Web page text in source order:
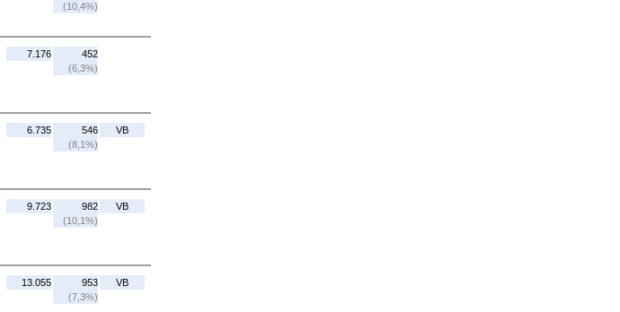
(10,4%)
7.176
452
(6,3%)
6.735
546
(8,1%)
VB
9.723
982
(10,1%)
VB
13.055
953
(7,3%)
VB